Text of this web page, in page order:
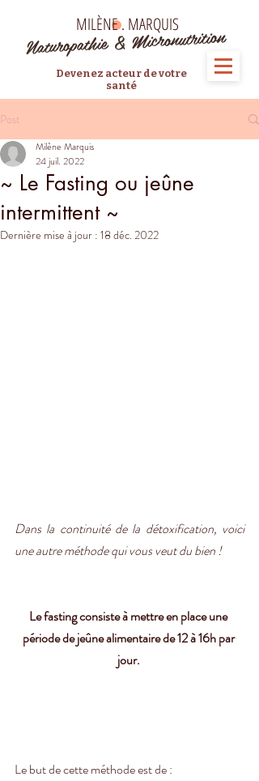
MILÈNE . MARQUIS
Naturopathie & Micronutrition
Devenez acteur de votre
santé
Post
~ Le Fasting ou jeûne
intermittent ~
Milène Marquis
24 juil. 2022
Dernière mise à jour : 18 déc. 2022
Dans la continuité de la détoxification, voici
une autre méthode qui vous veut du bien !
Le fasting consiste à mettre en place une
période de jeûne alimentaire de 12 à 16h par
jour.
Le but de cette méthode est de :